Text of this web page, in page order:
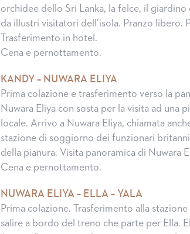
orchidee dello Sri Lanka, la felce, il
da illustri visitatori dell’isola. Pranzo libero.
Trasferimento in hotel.
Cena e pernottamento.
KANDY – NUWARA ELIYA
Prima colazione e trasferimento verso la
Nuwara Eliya con sosta per la visita ad una
locale. Arrivo a Nuwara Eliya, chiamata
stazione di soggiorno dei funzionari
della pianura. Visita panoramica di Nuwara
Cena e pernottamento.
NUWARA ELIYA – ELLA – YALA
Prima colazione. Trasferimento alla
salire a bordo del treno che parte per Ella.